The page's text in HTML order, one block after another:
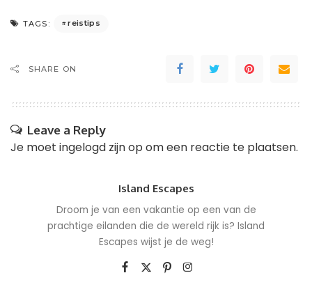
TAGS: reistips
SHARE ON
Leave a Reply
Je moet ingelogd zijn op om een reactie te plaatsen.
Island Escapes
Droom je van een vakantie op een van de
prachtige eilanden die de wereld rijk is? Island
Escapes wijst je de weg!